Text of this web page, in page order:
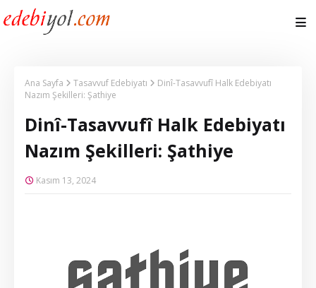
Ana Sayfa Tasavvuf Edebiyatı
Dinî-Tasavvufî Halk Edebiyatı
Nazım Şekilleri: Şathiye
Dinî-Tasavvufî Halk Edebiyatı
Nazım Şekilleri: Şathiye
Kasım 13, 2024